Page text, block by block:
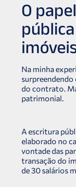
O
Na minha
do contrato.
patrimonial.
A escritura
elaborado no
vontade das
transação do
de 30 salários